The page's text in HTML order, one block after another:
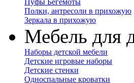
Пуфы Бегемоты
Полки, антресоли в прихожую
Зеркала в прихожую
Мебель для
Наборы детской мебели
Детские игровые наборы
Детские стенки
Односпальные кроватки